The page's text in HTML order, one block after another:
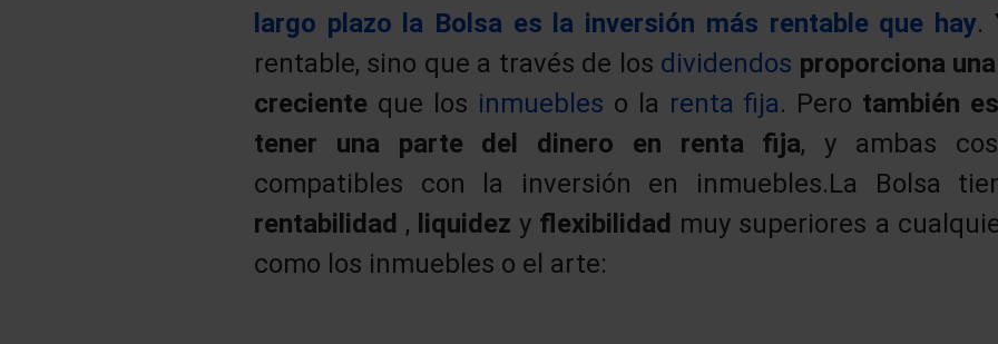
largo plazo la Bolsa es la inversión más rentable que hay.
rentable, sino que a través de los dividendos proporciona
creciente que los inmuebles o la renta fija. Pero también
tener una parte del dinero en renta fija, y ambas
compatibles con la inversión en inmuebles.La Bolsa
rentabilidad , liquidezy flexibilidad muy superiores a
como los inmuebles o el arte: